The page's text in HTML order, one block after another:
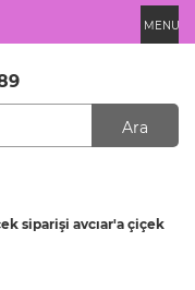
MENU
Ara
siparişi avcıar'a çiçek